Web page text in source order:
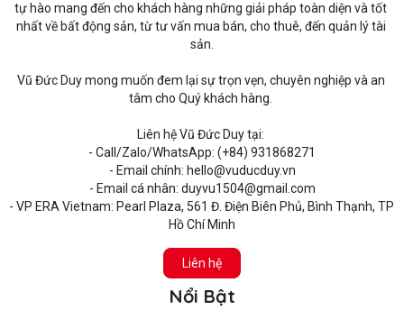
tự hào mang đến cho khách hàng những giải pháp toàn diện và tốt
nhất về bất động sản, từ tư vấn mua bán, cho thuê, đến quản lý tài
sản.
Vũ Đức Duy mong muốn đem lại sự trọn vẹn, chuyên nghiệp và an
tâm cho Quý khách hàng.
Liên hệ Vũ Đức Duy tại:
- Call/Zalo/WhatsApp: (+84) 931868271
- Email chính: hello@vuducduy.vn
- Email cá nhân: duyvu1504@gmail.com
- VP ERA Vietnam: Pearl Plaza, 561 Đ. Điện Biên Phủ, Bình Thạnh, TP
Hồ Chí Minh
Liên hệ
Nổi Bật